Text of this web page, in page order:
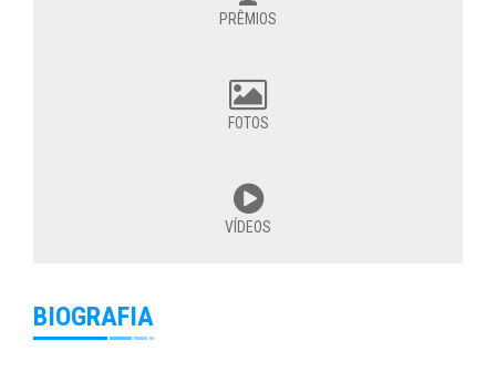
PRÊMIOS
FOTOS
VÍDEOS
BIOGRAFIA